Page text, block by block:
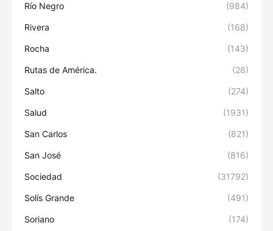
Río Negro (984)
Rivera (168)
Rocha (143)
Rutas de América. (28)
Salto (274)
Salud (1931)
San Carlos (821)
San José (816)
Sociedad (31792)
Solís Grande (491)
Soriano (174)